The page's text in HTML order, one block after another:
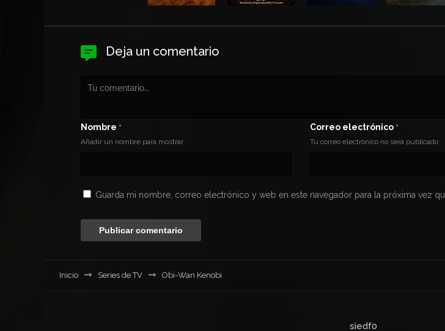
Deja un comentario
Nombre *
Añadir un nombre para mostrar
Correo electrónico *
Tu correo electrónico no será publicado
Guarda mi nombre, correo electrónico y web en este navegador para la próxima vez
Inicio Series de TV Obi-Wan Kenobi
siedf0